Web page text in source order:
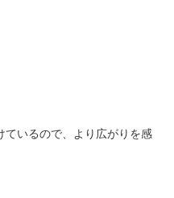
ているので、より広がりを感